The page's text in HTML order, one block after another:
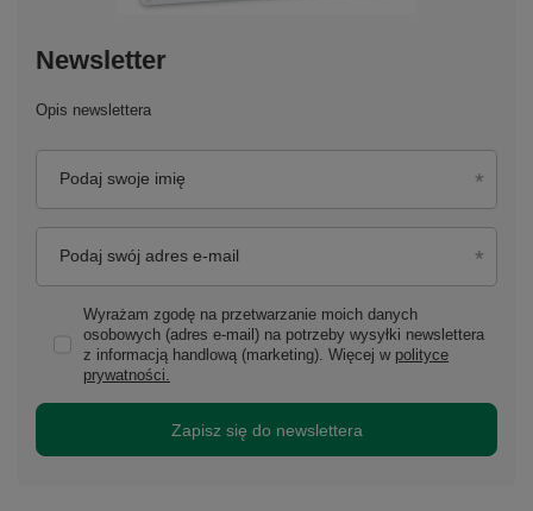
Newsletter
Opis newslettera
Podaj swoje imię
Podaj swój adres e-mail
Wyrażam zgodę na przetwarzanie moich danych
osobowych (adres e-mail) na potrzeby wysyłki newslettera
z informacją handlową (marketing). Więcej w polityce
prywatności.
Zapisz się do newslettera